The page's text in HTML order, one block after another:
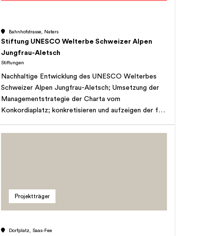
Bahnhofstrasse, Naters
Stiftung UNESCO Welterbe Schweizer Alpen
Jungfrau-Aletsch
Stiftungen
Nachhaltige Entwicklung des UNESCO Welterbes
Schweizer Alpen Jungfrau-Aletsch; Umsetzung der
Managementstrategie der Charta vom
Konkordiaplatz; konkretisieren und aufzeigen der für
Förderung der nachhaltigen Nutzung der Landschaft
Hauptcenters im Berner Oberland; Zusammenarbeit
mit Fördervereinen und Institutionen mit gleichem
Zweck und mit solchen zu fusionieren.
Projektträger
Dorfplatz, Saas-Fee